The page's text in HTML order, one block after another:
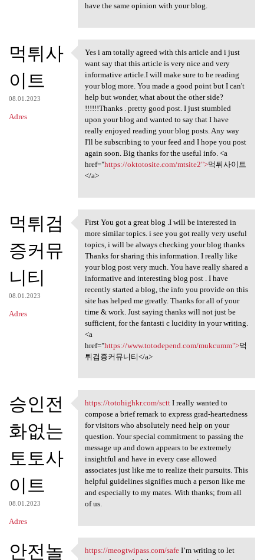
have the same opinion with your blog.
먹튀사
이트
08.01.2023
Adres
Yes i am totally agreed with
Yes i am totally agreed with this article and i just
want say that this article is very nice and very
informative article.I will make sure to be reading
your blog more. You made a good point but I can't
help but wonder, what about the other side?
!!!!!!Thanks . pretty good post. I just stumbled
upon your blog and wanted to say that I have
really enjoyed reading your blog posts. Any way
I'll be subscribing to your feed and I hope you post
again soon. Big thanks for the useful info. <a
href="https://oktotosite.com/mtsite2">먹튀사이트
</a>
먹튀검
증커뮤
니티
08.01.2023
Adres
First You got a great blog .I
First You got a great blog .I will be interested in
more similar topics. i see you got really very useful
topics, i will be always checking your blog thanks
Thanks for sharing this information. I really like
your blog post very much. You have really shared a
informative and interesting blog post . I have
recently started a blog, the info you provide on this
site has helped me greatly. Thanks for all of your
time & work. Just saying thanks will not just be
sufficient, for the fantasti c lucidity in your writing.
<a
href="https://www.totodepend.com/mukcumm">먹
튀검증커뮤니티</a>
승인전
화없는
토토사
이트
08.01.2023
Adres
https://totohighkr.com/sctt I
https://totohighkr.com/scttI really wanted to
compose a brief remark to express grad-heartedness
for visitors who absolutely need help on your
question. Your special commitment to passing the
message up and down appears to be extremely
insightful and have in every case allowed
associates just like me to realize their pursuits. This
helpful guidelines signifies much a person like me
and especially to my mates. With thanks; from all
of us.
안전놀 https://meogtwipass.com/safeI’m writing to let